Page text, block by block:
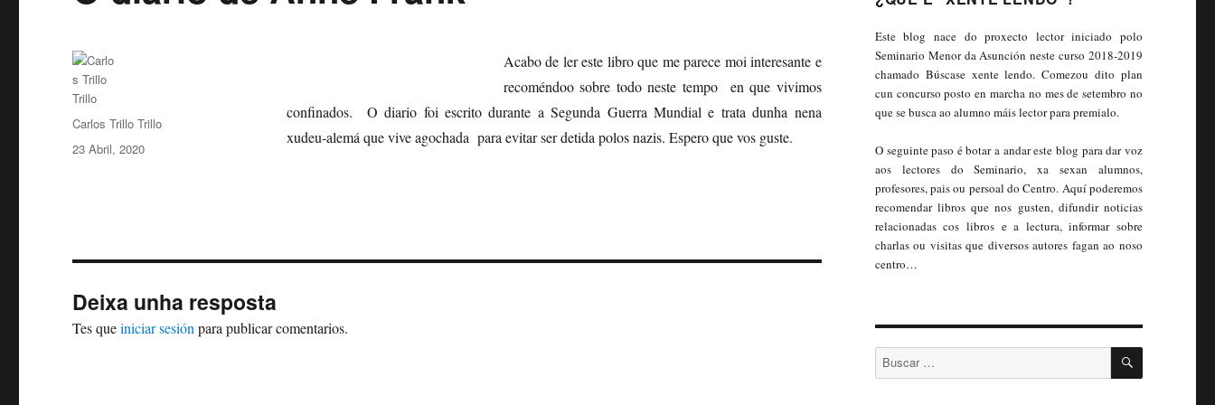
Acabo de ler este libro que me parece moi interesante e
recoméndoo sobre todo neste tempo en que vivimos
confinados. O diario foi escrito durante a Segunda Guerra Mundial e trata dunha nena
xudeu-alemá que vive agochada para evitar ser detida polos nazis. Espero que vos guste.
Autor
Carlos Trillo Trillo
Publicado
23 Abril, 2020
Deixa unha resposta
Tes queiniciar sesión para publicar comentarios.
Este blog nace do proxecto lector iniciado polo
Seminario Menor da Asunción neste curso 2018-2019
chamado Búscase xente lendo. Comezou dito plan
cun concurso posto en marcha no mes de setembro no
que se busca ao alumno máis lector para premialo.
O seguinte paso é botar a andar este blog para dar voz
aos lectores do Seminario, xa sexan alumnos,
profesores, pais ou persoal do Centro. Aquí poderemos
recomendar libros que nos gusten, difundir noticias
relacionadas cos libros e a lectura, informar sobre
charlas ou visitas que diversos autores fagan ao noso
centro…
Buscar: BUSCAR